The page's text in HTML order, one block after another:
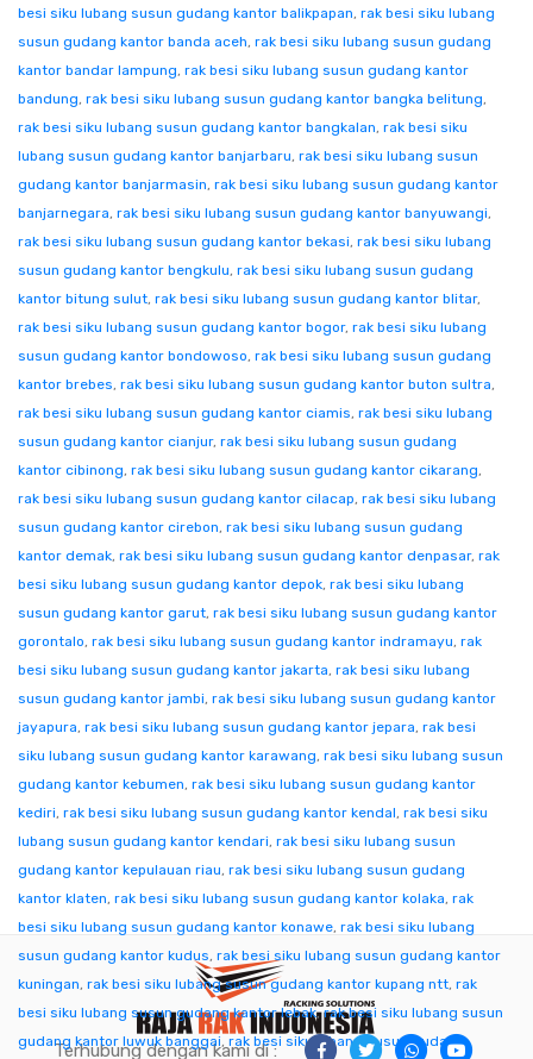
besi siku lubang susun gudang kantor balikpapan, rak besi siku lubang
susun gudang kantor banda aceh, rak besi siku lubang susun gudang
kantor bandar lampung, rak besi siku lubang susun gudang kantor
bandung, rak besi siku lubang susun gudang kantor bangka belitung,
rak besi siku lubang susun gudang kantor bangkalan, rak besi siku
lubang susun gudang kantor banjarbaru, rak besi siku lubang susun
gudang kantor banjarmasin, rak besi siku lubang susun gudang kantor
banjarnegara, rak besi siku lubang susun gudang kantor banyuwangi,
rak besi siku lubang susun gudang kantor bekasi, rak besi siku lubang
susun gudang kantor bengkulu, rak besi siku lubang susun gudang
kantor bitung sulut, rak besi siku lubang susun gudang kantor blitar,
rak besi siku lubang susun gudang kantor bogor, rak besi siku lubang
susun gudang kantor bondowoso, rak besi siku lubang susun gudang
kantor brebes, rak besi siku lubang susun gudang kantor buton sultra,
rak besi siku lubang susun gudang kantor ciamis, rak besi siku lubang
susun gudang kantor cianjur, rak besi siku lubang susun gudang
kantor cibinong, rak besi siku lubang susun gudang kantor cikarang,
rak besi siku lubang susun gudang kantor cilacap, rak besi siku lubang
susun gudang kantor cirebon, rak besi siku lubang susun gudang
kantor demak, rak besi siku lubang susun gudang kantor denpasar, rak
besi siku lubang susun gudang kantor depok, rak besi siku lubang
susun gudang kantor garut, rak besi siku lubang susun gudang kantor
gorontalo, rak besi siku lubang susun gudang kantor indramayu, rak
besi siku lubang susun gudang kantor jakarta, rak besi siku lubang
susun gudang kantor jambi, rak besi siku lubang susun gudang kantor
jayapura, rak besi siku lubang susun gudang kantor jepara, rak besi
siku lubang susun gudang kantor karawang, rak besi siku lubang susun
gudang kantor kebumen, rak besi siku lubang susun gudang kantor
kediri, rak besi siku lubang susun gudang kantor kendal, rak besi siku
lubang susun gudang kantor kendari, rak besi siku lubang susun
gudang kantor kepulauan riau, rak besi siku lubang susun gudang
kantor klaten, rak besi siku lubang susun gudang kantor kolaka, rak
besi siku lubang susun gudang kantor konawe, rak besi siku lubang
susun gudang kantor kudus, rak besi siku lubang susun gudang kantor
kuningan, rak besi siku lubang susun gudang kantor kupang ntt, rak
besi siku lubang susun gudang kantor lebak,rak besi siku lubang susun
gudang kantor luwuk banggai, rak besi siku lubang susun gudang
Terhubung dengan kami di :